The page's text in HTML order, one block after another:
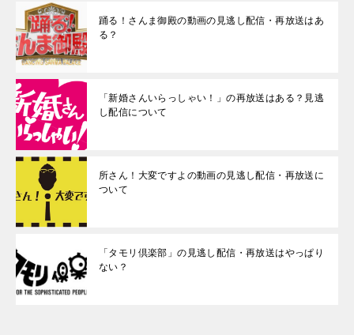
踊る！さんま御殿の動画の見逃し配信・再放送はあ
る？
「新婚さんいらっしゃい！」の再放送はある？見逃
し配信について
所さん！大変ですよの動画の見逃し配信・再放送に
ついて
「タモリ倶楽部」の見逃し配信・再放送はやっぱり
ない？